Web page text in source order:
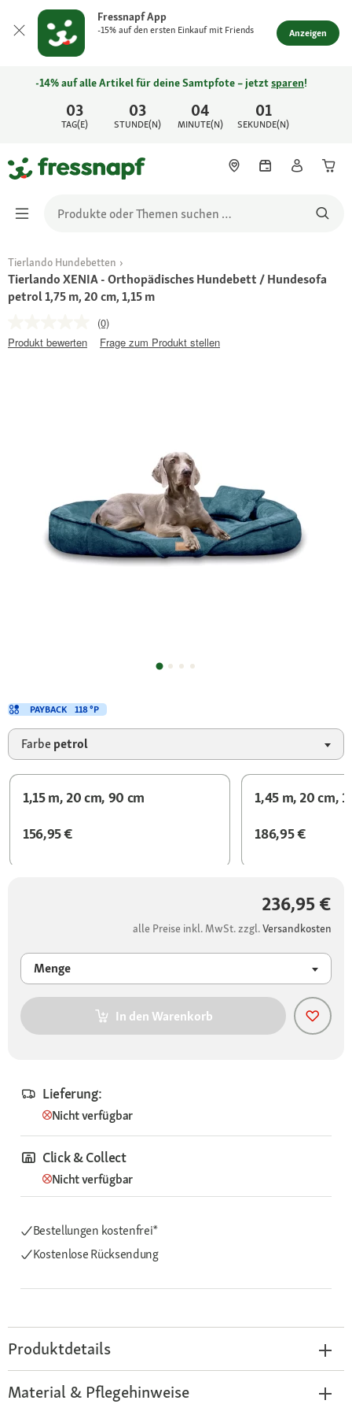
Fressnapf App
-15% auf den ersten Einkauf mit Friends Anzeigen
03
TAG(E)
03
STUNDE(N)
04
MINUTE(N)
01
SEKUNDE(N)
-14% auf alle Artikel für deine Samtpfote – jetztsparen!
Tierlando Hundebetten
Tierlando XENIA - Orthopädisches Hundebett / Hundesofa
petrol 1,75 m, 20 cm, 1,15 m
(0)
Produkt bewerten
Frage zum Produkt stellen
Farbe petrol
1,15 m, 20 cm, 90 cm
156,95 €
1,45 m, 20 cm,
186,95 €
236,95 €
alle Preise inkl. MwSt. zzgl.Versandkosten
Menge
In den Warenkorb
Lieferung:
Nicht verfügbar
Click & Collect
Nicht verfügbar
Bestellungen kostenfrei*
Kostenlose Rücksendung
PAYBACK 118 °P
Produktdetails
Material & Pflegehinweise